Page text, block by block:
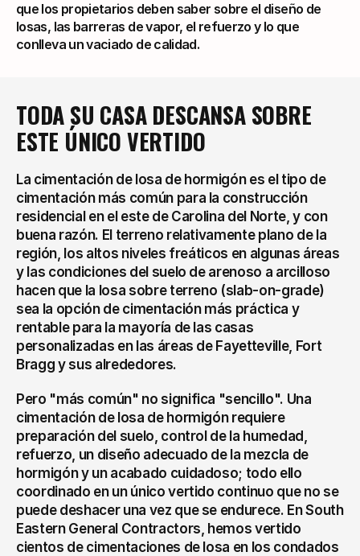
que los propietarios deben saber sobre el diseño de
losas, las barreras de vapor, el refuerzo y lo que
conlleva un vaciado de calidad.
TODA SU CASA DESCANSA SOBRE
ESTE ÚNICO VERTIDO
La cimentación de losa de hormigón es el tipo de
cimentación más común para la construcción
residencial en el este de Carolina del Norte, y con
buena razón. El terreno relativamente plano de la
región, los altos niveles freáticos en algunas áreas
y las condiciones del suelo de arenoso a arcilloso
hacen que la losa sobre terreno (slab-on-grade)
sea la opción de cimentación más práctica y
rentable para la mayoría de las casas
personalizadas en las áreas de Fayetteville, Fort
Bragg y sus alrededores.
Pero "más común" no significa "sencillo". Una
cimentación de losa de hormigón requiere
preparación del suelo, control de la humedad,
refuerzo, un diseño adecuado de la mezcla de
hormigón y un acabado cuidadoso; todo ello
coordinado en un único vertido continuo que no se
puede deshacer una vez que se endurece. En South
Eastern General Contractors, hemos vertido
cientos de cimentaciones de losa en los condados